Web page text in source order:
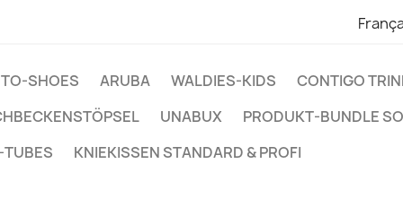
SHOES ARUBA WALDIES-KIDS
CONTIGO
UNABUX
PRODUKT-BUNDLE
KNIEKISSEN STANDARD & PROFI